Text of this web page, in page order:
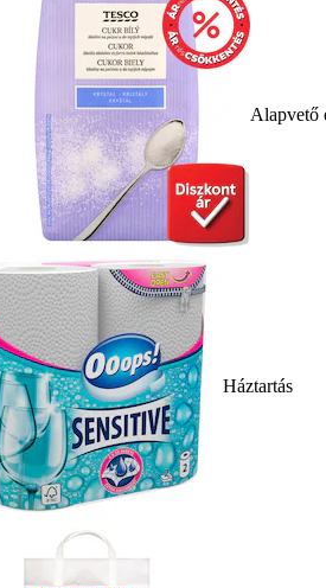
Alapvető
Háztartás